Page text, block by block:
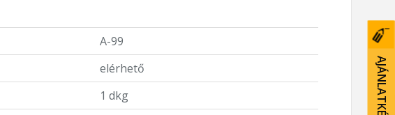
AJÁNLATKÉRÉS
A-99
elérhető
1 dkg